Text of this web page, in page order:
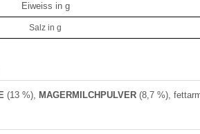
Eiweiss in g
Salz in g
(13 %), MAGERMILCHPULVER (8,7 %),